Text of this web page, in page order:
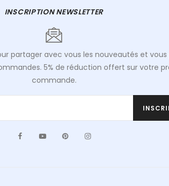
INSCRIPTION NEWSLETTER
partager avec vous les nouveautés et vous
5% de réduction offert sur votre
commande.
FacebookYouTubePinterest